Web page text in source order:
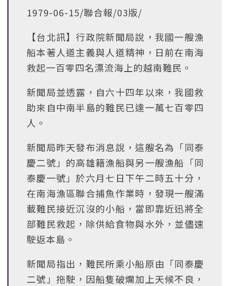
1979-06-15/聯合報/03版/
【台北訊】行政院新聞局說，我國一艘漁
船本著人道主義與人道精神，日前在南海
救起一百零四名漂流海上的越南難民。
新聞局並透露，自六十四年以來，我國救
助來自中南半島的難民已達一萬七百零四
人。
新聞局昨天發布消息說，這艘名為「同泰
慶二號」的高雄籍漁船與另一艘漁船「同
泰慶一號」於六月七日下午二時五十分，
在南海漁區聯合捕魚作業時，發現一艘滿
載難民接近沉沒的小船，當即靠近迅將全
部難民救起，除供給食物與水外，並儘速
駛返本島。
新聞局指出，難民所乘小船原由「同泰慶
二號」拖駛，因船隻破爛加上天候不良，